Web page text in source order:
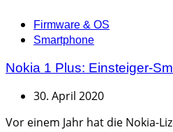
Categories
Firmware & OS
Smartphone
Nokia 1 Plus: Einsteiger-
30. April 2020
Vor einem Jahr hat die Nokia-